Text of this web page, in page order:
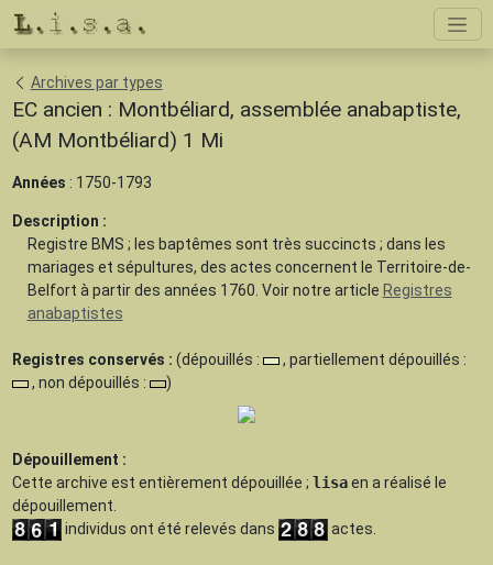
Archives par types
EC ancien : Montbéliard, assemblée anabaptiste,
(AM Montbéliard) 1 Mi
Années : 1750-1793
Description :
Registre BMS ; les baptêmes sont très succincts ; dans les
mariages et sépultures, des actes concernent le Territoire-de-
Belfort à partir des années 1760. Voir notre article Registres
anabaptistes
Registres conservés : (dépouillés :
, partiellement dépouillés :
, non dépouillés :
)
Dépouillement :
Cette archive est entièrement dépouillée ; lisaen a réalisé le
dépouillement.
individus ont été relevés dans
actes.